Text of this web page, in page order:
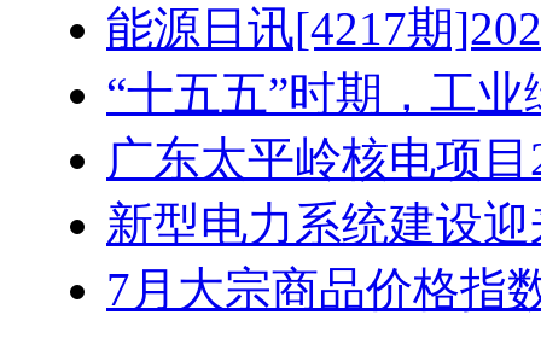
能源日讯[4217期
“十五五”时期，工业
广东太平岭核电项
新型电力系统建设迎
7月大宗商品价格指